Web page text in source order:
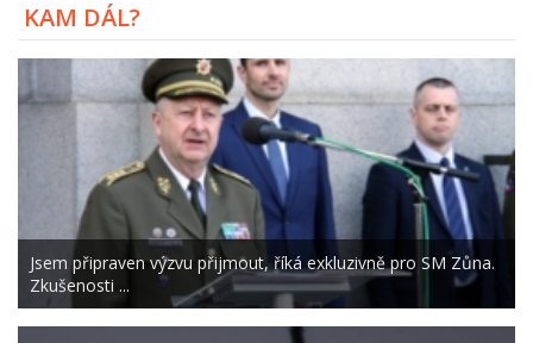
KAM DÁL?
Jsem připraven výzvu přijmout, říká exkluzivně pro SM Zůna.
Zkušenosti ...